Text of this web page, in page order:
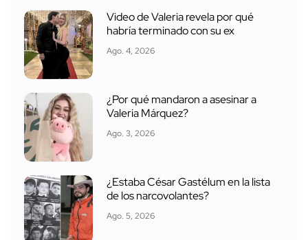
Video de Valeria revela por qué
habría terminado con su ex
Ago. 4, 2026
¿Por qué mandaron a asesinar a
Valeria Márquez?
Ago. 3, 2026
¿Estaba César Gastélum en la lista
de los narcovolantes?
Ago. 5, 2026